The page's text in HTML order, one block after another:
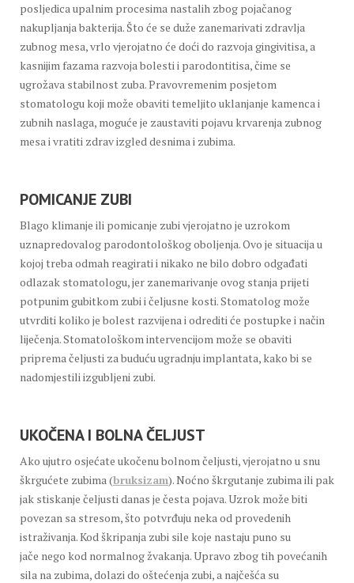
posljedica upalnim procesima nastalih zbog pojačanog
nakupljanja bakterija. Što će se duže zanemarivati zdravlja
zubnog mesa, vrlo vjerojatno će doći do razvoja gingivitisa, a
kasnijim fazama razvoja bolesti i parodontitisa, čime se
ugrožava stabilnost zuba. Pravovremenim posjetom
stomatologu koji može obaviti temeljito uklanjanje kamenca i
zubnih naslaga, moguće je zaustaviti pojavu krvarenja zubnog
mesa i vratiti zdrav izgled desnima i zubima.
POMICANJE ZUBI
Blago klimanje ili pomicanje zubi vjerojatno je uzrokom
uznapredovalog parodontološkog oboljenja. Ovo je situacija u
kojoj treba odmah reagirati i nikako ne bilo dobro odgađati
odlazak stomatologu, jer zanemarivanje ovog stanja prijeti
potpunim gubitkom zubi i čeljusne kosti. Stomatolog može
utvrditi koliko je bolest razvijena i odrediti će postupke i način
liječenja. Stomatološkom intervencijom može se obaviti
priprema čeljusti za buduću ugradnju implantata, kako bi se
nadomjestili izgubljeni zubi.
UKOČENA I BOLNA ČELJUST
Ako ujutro osjećate ukočenu bolnom čeljusti, vjerojatno u snu
škrgućete zubima (bruksizam). Noćno škrgutanje zubima ili pak
jak stiskanje čeljusti danas je česta pojava. Uzrok može biti
povezan sa stresom, što potvrđuju neka od provedenih
istraživanja. Kod škripanja zubi sile koje nastaju puno su
jače nego kod normalnog žvakanja. Upravo zbog tih povećanih
sila na zubima, dolazi do oštećenja zubi, a najčešća su